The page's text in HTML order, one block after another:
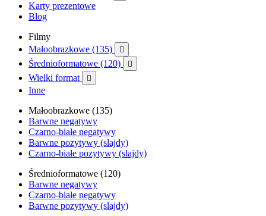
Karty prezentowe
Blog
Filmy
Małoobrazkowe (135)

Średnioformatowe (120) 
Wielki format 
Inne
Małoobrazkowe (135)
Barwne negatywy
Czarno-białe negatywy
Barwne pozytywy (slajdy)
Czarno-białe pozytywy (slajdy)
Średnioformatowe (120)
Barwne negatywy
Czarno-białe negatywy
Barwne pozytywy (slajdy)